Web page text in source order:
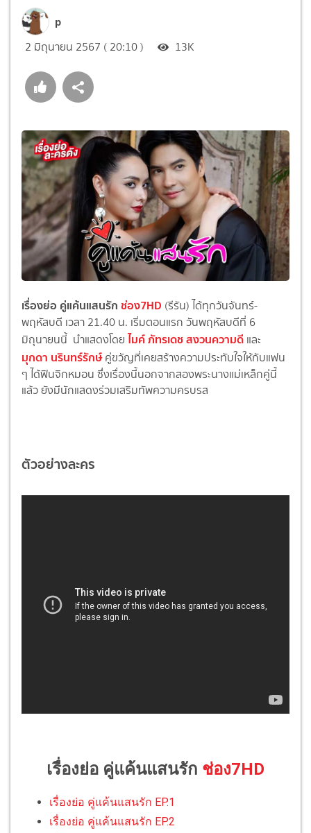
p
2 มิถุนายน 2567 ( 20:10 ) 13K
เรื่องย่อ คู่แค้นแสนรักช่อง7HD (รีรัน) ได้ทุกวันจันทร์-
พฤหัสบดี เวลา 21.40 น. เริ่มตอนแรก วันพฤหัสบดีที่ 6
มิถุนายนนี้ นำแสดงโดย ไมค์ ภัทรเดช สงวนความดี และ
มุกดา นรินทร์รักษ์ คู่ขวัญที่เคยสร้างความประทับใจให้กับแฟน
ๆ ได้ฟินจิกหมอน ซึ่งเรื่องนี้นอกจากสองพระนางแม่เหล็กคู่นี้
แล้ว ยังมีนักแสดงร่วมเสริมทัพความครบรส
ตัวอย่างละคร
เรื่องย่อ คู่แค้นแสนรัก ช่อง7HD
เรื่องย่อ คู่แค้นแสนรัก EP.1
เรื่องย่อ คู่แค้นแสนรัก EP.2